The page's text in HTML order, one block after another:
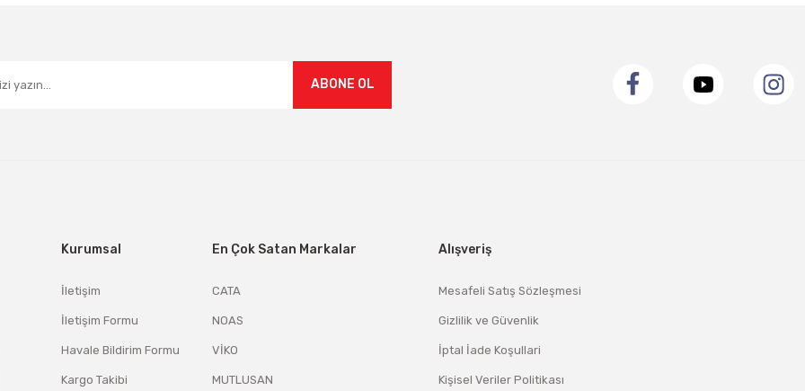
ABONE OL
Kurumsal
İletişim
İletişim Formu
Havale Bildirim Formu
Kargo Takibi
En Çok Satan Markalar
CATA
NOAS
VİKO
MUTLUSAN
Alışveriş
Mesafeli Satış Sözleşmesi
Gizlilik ve Güvenlik
İptal İade Koşullari
Kişisel Veriler Politikası